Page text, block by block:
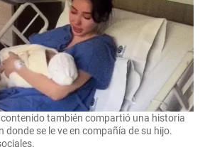
también compartió una historia
donde se le ve en compañía de su hijo.